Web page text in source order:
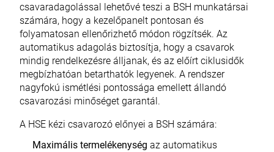
csavaradagolással lehetővé teszi a BSH munkatársai
számára, hogy a kezelőpanelt pontosan és
folyamatosan ellenőrizhető módon rögzítsék. Az
automatikus adagolás biztosítja, hogy a csavarok
mindig rendelkezésre álljanak, és az előírt ciklusidők
megbízhatóan betarthatók legyenek. A rendszer
nagyfokú ismétlési pontossága emellett állandó
csavarozási minőséget garantál.
A HSE kézi csavarozó előnyei a BSH számára:
Maximális termelékenység az automatikus